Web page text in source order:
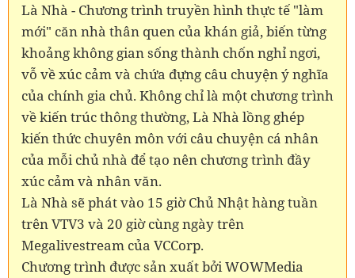
Là Nhà - Chương trình truyền hình thực tế "làm
mới" căn nhà thân quen của khán giả, biến từng
khoảng không gian sống thành chốn nghỉ ngơi,
vỗ về xúc cảm và chứa đựng câu chuyện ý nghĩa
của chính gia chủ. Không chỉ là một chương trình
về kiến trúc thông thường, Là Nhà lồng ghép
kiến thức chuyên môn với câu chuyện cá nhân
của mỗi chủ nhà để tạo nên chương trình đầy
xúc cảm và nhân văn.
Là Nhà sẽ phát vào 15 giờ Chủ Nhật hàng tuần
trên VTV3 và 20 giờ cùng ngày trên
Megalivestream của VCCorp.
Chương trình được sản xuất bởi WOWMedia